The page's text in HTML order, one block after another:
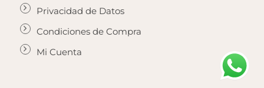
Privacidad de Datos
Condiciones de Compra
Mi Cuenta